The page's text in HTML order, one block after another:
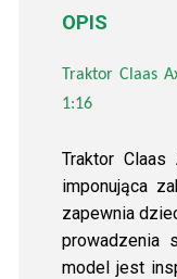
OPIS
Traktor Claas
1:16
Traktor
imponująca
zapewnia
prowadzenia
model jest